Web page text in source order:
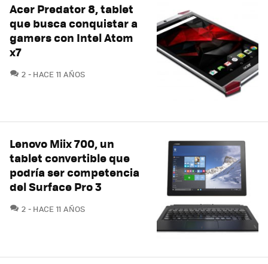
Acer Predator 8, tablet
que busca conquistar a
gamers con Intel Atom
x7
2 COMENTARIOS
HACE 11 AÑOS
Lenovo Miix 700, un
tablet convertible que
podría ser competencia
del Surface Pro 3
2 COMENTARIOS
HACE 11 AÑOS